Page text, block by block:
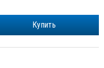
Купить